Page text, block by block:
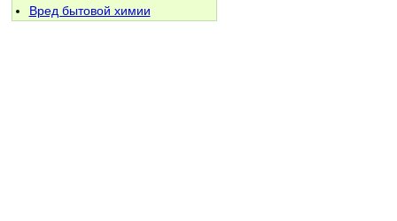
Вред бытовой химии